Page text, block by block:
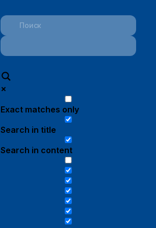
Exact matches only
Search in title
Search in content